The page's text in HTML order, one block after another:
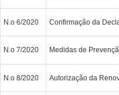
N.o 6/2020 Confirmação da
N.o 7/2020 Medidas de
N.o 8/2020 Autorização da